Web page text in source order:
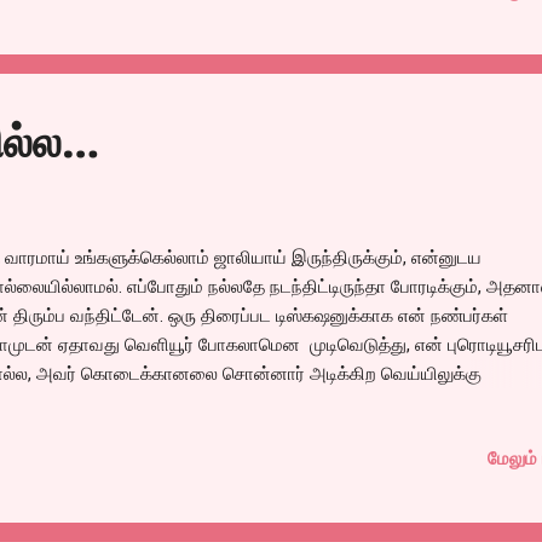
கதை. படு சொதப்பலாக சொல்லியிருக்கிறார்கள். அதிலும் முதல்
செய்வது என்றே தெரியாமல் குடிக்கிறார்கள், தம் அடிக்கிறார்கள், லவ்
வைத்திருக்கிறார்கள். எல்லாமே கொஞ்சம் டூமச்சாய், ஏதோ முடிக்க
வாரமாய் உங்களுக்கெல்லாம் ஜாலியாய் இருந்திருக்கும், என்னுடய
எப்போதும் நல்லதே நடந்திட்டிருந்தா போரடிக்கும்,
திரும்ப வந்திட்டேன். ஒரு திரைப்பட டிஸ்கஷனுக்காக என் நண்பர்கள்
ஏதாவது வெளியூர் போகலாமென முடிவெடுத்து, என்
அவர் கொடைக்கானலை சொன்னார் அடிக்கிற வெய்யிலுக்கு
ரமேஷ் வைத்யா எலோரும் பேசினார்கள். அதிகாலை தேனியில்
காலையில் ஒரு ஒன்பது மணிக்கு ஒரு காரை அனுப்பி வைத்தார்
மேலும்